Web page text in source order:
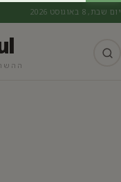
יום שבת, 8 באוגוסט 2026